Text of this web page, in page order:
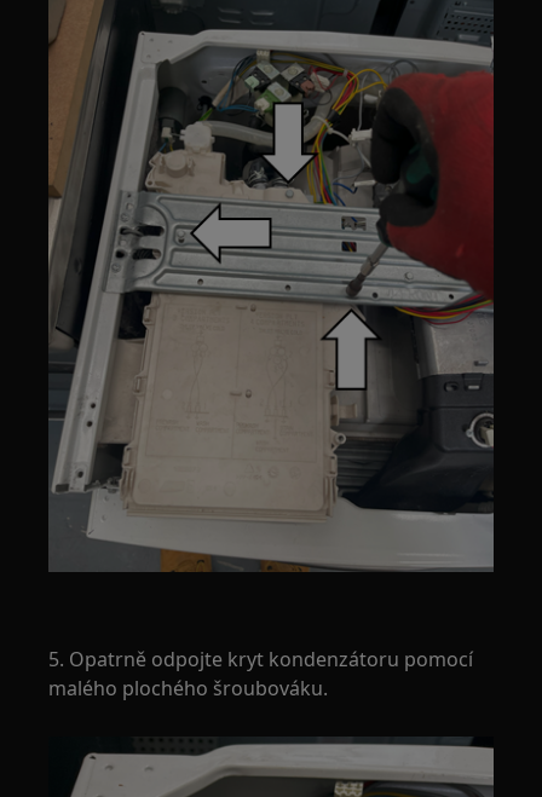
5. Opatrně odpojte kryt kondenzátoru pomocí
malého plochého šroubováku.